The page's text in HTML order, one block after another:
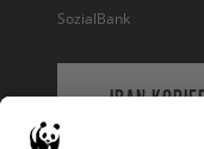
SozialBank
IBAN